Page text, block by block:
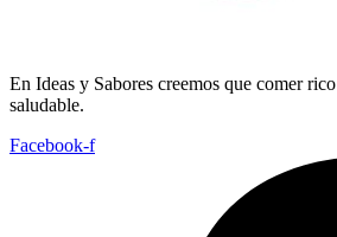
En Ideas y Sabores creemos que comerrico
saludable.
Facebook-f